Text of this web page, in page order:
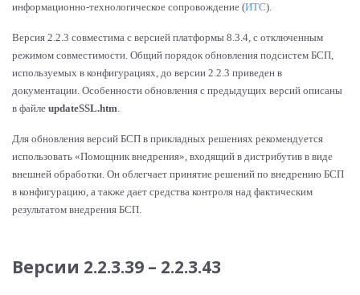
информационно-технологическое сопровождение (ИТС).
Версия 2.2.3 совместима с версией платформы 8.3.4, с отключенным
режимом совместимости. Общий порядок обновления подсистем БСП,
используемых в конфигурациях, до версии 2.2.3 приведен в
документации. Особенности обновления с предыдущих версий описаны
в файле updateSSL.htm.
Для обновления версий БСП в прикладных решениях рекомендуется
использовать «Помощник внедрения», входящий в дистрибутив в виде
внешней обработки. Он облегчает принятие решений по внедрению БСП
в конфигурацию, а также дает средства контроля над фактическим
результатом внедрения БСП.
Версии 2.2.3.39 – 2.2.3.43